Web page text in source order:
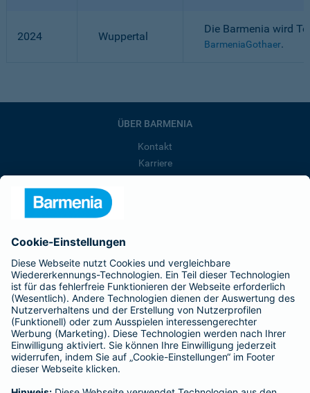
2024 Wuppertal
Die Barmenia wird
BarmeniaGothaer.
ÜBER BARMENIA
Kontakt
Karriere
Presse
Barmenia ist Teil der BarmeniaGothaer
BELIEBTE SEITEN
Kranken-Zusatzversicherung
Tierversicherungen
Haftpflichtversicherung
Hausratversicherung